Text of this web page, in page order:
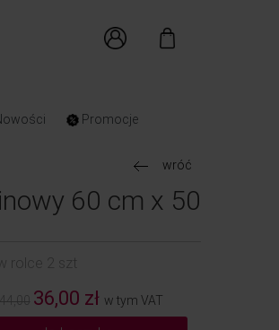
Promocje
wróć
60 cm x 50
rolce 2 szt
44,00 36,00 zł w tym VAT